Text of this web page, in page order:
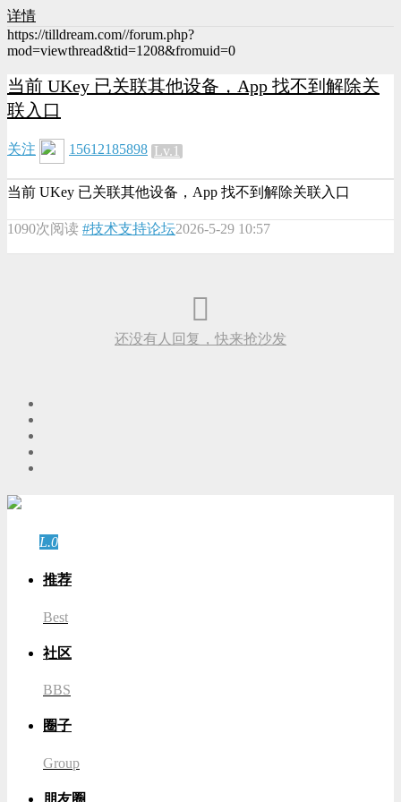
详情
https://tilldream.com//forum.php?
mod=viewthread&tid=1208&fromuid=0
当前 UKey 已关联其他设备，App 找不到解除关
联入口
关注 15612185898 Lv.1
当前 UKey 已关联其他设备，App 找不到解除关联入口
1090次阅读 #技术支持论坛2026-5-29 10:57
还没有人回复，快来抢沙发
L.0
推荐
Best
社区
BBS
圈子
Group
朋友圈